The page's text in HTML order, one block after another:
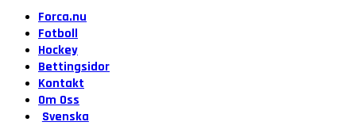
Forca.nu
Fotboll
Hockey
Bettingsidor
Kontakt
Om Oss
Svenska